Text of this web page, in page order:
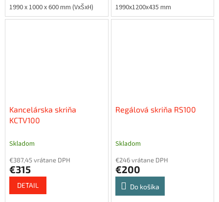
1990 x 1000 x 600 mm (VxŠxH) 1990x1200x435 mm
Kancelárska skriňa
KCTV100
Skladom
€387,45 vrátane DPH
€315
DETAIL
Regálová skriňa RS100
Skladom
€246 vrátane DPH
€200
Do košíka